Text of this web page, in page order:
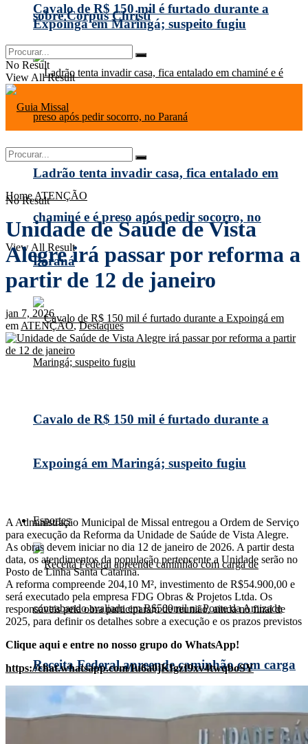
sobre Corpus Christi
Ladrão tenta invadir casa, fica entalado em
chaminé e é preso após pedir socorro, no
Paraná
Cavalo de R$ 150 mil é furtado durante a
Expoingá em Maringá; suspeito fugiu
Esportes
Receita Federal apreende caminhão com carga
de contrabando avaliada em R$500mil na
Cavalo de R$ 150 mil é furtado durante a
Expoingá em Maringá; suspeito fugiu
No Result
View All Result
No Result
View All Result
Home ATENÇÃO
Unidade de Saúde de Vista
Alegre irá passar por reforma a
partir de 12 de janeiro
jan 7, 2026
em ATENÇÃO,Destaques
A Administração Municipal de Missal entregou a Ordem de Serviço
para execução da Reforma da Unidade de Saúde de Vista Alegre.
As obras devem iniciar no dia 12 de janeiro de 2026. A partir desta
data, os atendimentos da população pertencente a Unidade serão no
Posto de Linha Santa Catarina.
A reforma compreende 204,10 M², investimento de R$54.900,00 e
será executado pela empresa FDG Obras & Projetos Ltda. Os
responsáveis pela obra participaram de reunião, ainda no final de
2025, para definir os detalhes sobre a execução e os prazos previstos
Clique aqui e entre no nosso grupo do WhatsApp!
https://chat.whatsapp.com/Iu6a0jKIgzI9xv4twqboSY